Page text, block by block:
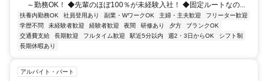
～勤務OK！ ◆先輩のほぼ100％が未経験入社！ ◆固定ルートなの...
扶養内勤務OK 社員登用あり 副業・WワークOK 主婦・主夫歓迎
フリーター歓迎
学歴不問
未経験者歓迎 経験者歓迎 夜間 研修あり 夕方
ブランクOK
交通費支給
長期歓迎 フルタイム歓迎 駅近5分以内 週2・3日からOK
シフト制
長期休暇あり
アルバイト・パート